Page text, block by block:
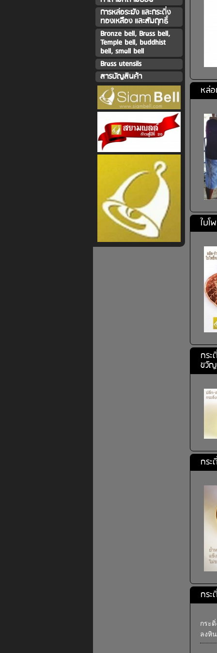
การหล่อระฆัง และกระดิ่ง
ทองเหลืิอง และสัมฤทธิ์
Bronze bell, Brass bell,
Temple bell, buddhist
bell, small bell
Brass utensils
สารบัญสินค้า
หล่
ใบโ
กระ
ขวั
กร
กร
กระ
ลงหิ